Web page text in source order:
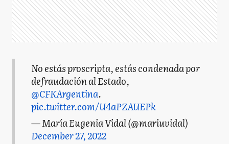
No estás proscripta, estás condenada por
defraudación al Estado,
@CFKArgentina.
pic.twitter.com/U4aPZAUEPk
— María Eugenia Vidal (@mariuvidal)
December 27, 2022